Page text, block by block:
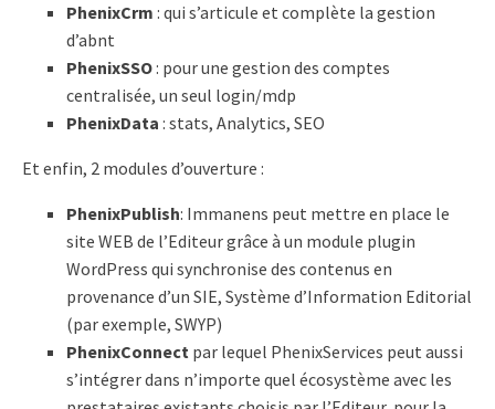
PhenixCrm : qui s’articule et complète la gestion
d’abnt
PhenixSSO: pour une gestion des comptes
centralisée, un seul login/mdp
PhenixData : stats, Analytics, SEO
Et enfin, 2 modules d’ouverture :
PhenixPublish: Immanens peut mettre en place le
site WEB de l’Editeur grâce à un module plugin
WordPress qui synchronise des contenus en
provenance d’un SIE, Système d’Information Editorial
(par exemple, SWYP)
PhenixConnect par lequel PhenixServices peut aussi
s’intégrer dans n’importe quel écosystème avec les